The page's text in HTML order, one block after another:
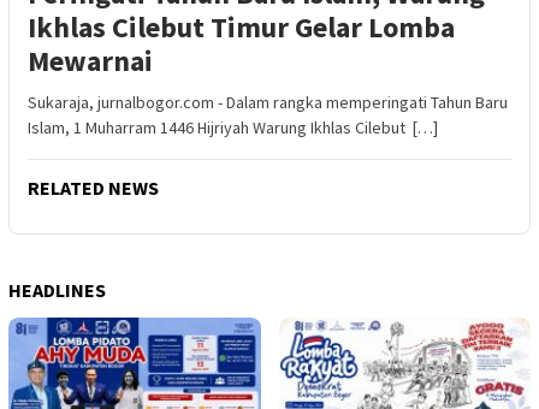
Ikhlas Cilebut Timur Gelar Lomba
Mewarnai
Sukaraja, jurnalbogor.com - Dalam rangka memperingati Tahun Baru
Islam, 1 Muharram 1446 Hijriyah Warung Ikhlas Cilebut […]
RELATED NEWS
HEADLINES